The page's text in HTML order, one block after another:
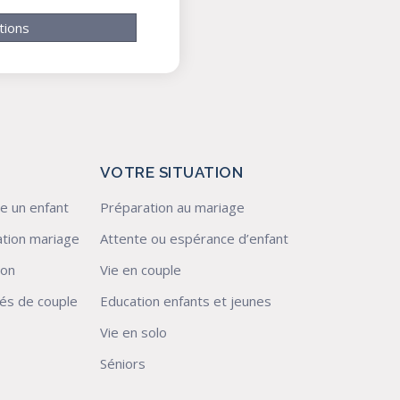
un enfant
mariage
de couple
VOTRE SITUATION
Préparation au mariage
Attente ou espérance d’enfant
Vie en couple
Education enfants et jeunes
Vie en solo
Séniors